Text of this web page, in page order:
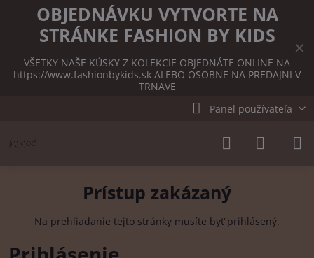
✕
OBJEDNÁVKU VYTVORTE NA
STRÁNKE FASHION BY KIDS
VŠETKY NAŠE KÚSKY Z KOLEKCIE OBJEDNÁTE ONLINE NA
https://www.fashionbykids.sk ALEBO OSOBNE NA PREDAJNI V
TRNAVE
Panel používateľa
Prístup zakázaný
Na prehliadanie tejto stránky musíte byť prihlásený.